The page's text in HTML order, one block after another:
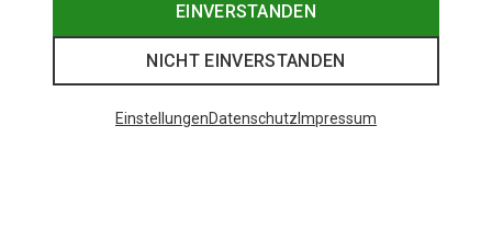
EINVERSTANDEN
NICHT EINVERSTANDEN
EinstellungenDatenschutz Impressum